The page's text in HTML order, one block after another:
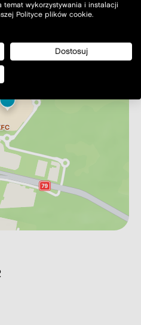
temat wykorzystywania i instalacji
Polityce plików cookie.
Dostosuj